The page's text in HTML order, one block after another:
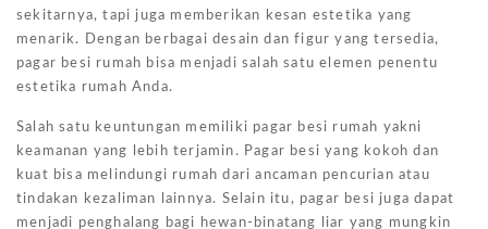
sekitarnya, tapi juga memberikan kesan estetika yang
menarik. Dengan berbagai desain dan figur yang tersedia,
pagar besi rumah bisa menjadi salah satu elemen penentu
estetika rumah Anda.
Salah satu keuntungan memiliki pagar besi rumah yakni
keamanan yang lebih terjamin. Pagar besi yang kokoh dan
kuat bisa melindungi rumah dari ancaman pencurian atau
tindakan kezaliman lainnya. Selain itu, pagar besi juga dapat
menjadi penghalang bagi hewan-binatang liar yang mungkin